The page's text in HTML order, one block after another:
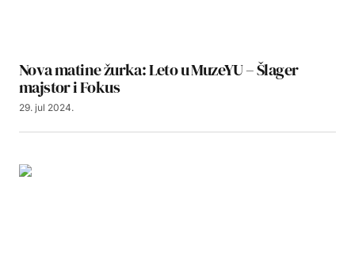
Nova matine žurka: Leto u MuzeYU – Šlager
majstor i Fokus
29. jul 2024.